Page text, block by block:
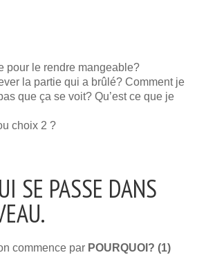
pour le rendre mangeable?
la partie qui a brûlé? Comment je
que ça se voit? Qu’est ce que je
choix 2 ?
SE PASSE DANS
commence par POURQUOI? (1)